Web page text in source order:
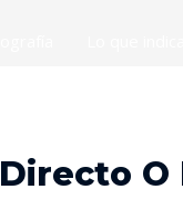
Directo